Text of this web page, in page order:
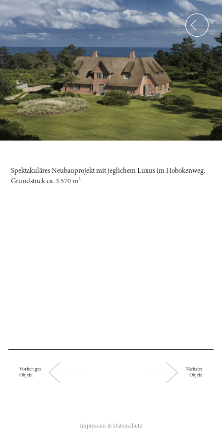
Spektakuläres Neubauprojekt mit jeglichem Luxus im Hobokenweg.
Grundstück ca. 3.570 m²
Vorheriges
Objekt
Nächstes
Objekt
Impressum & Datenschutz